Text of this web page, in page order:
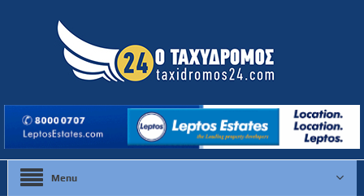
Menu